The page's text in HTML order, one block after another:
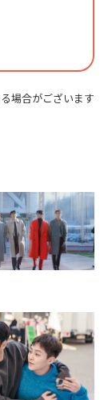
場合がございます